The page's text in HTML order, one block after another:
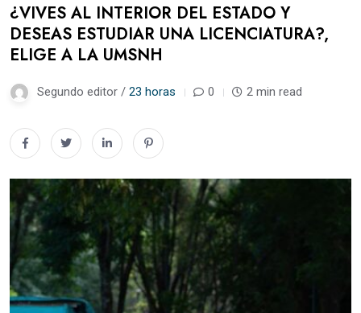
¿VIVES AL INTERIOR DEL ESTADO Y
DESEAS ESTUDIAR UNA LICENCIATURA?,
ELIGE A LA UMSNH
Segundo editor / 23 horas 0 2 min read